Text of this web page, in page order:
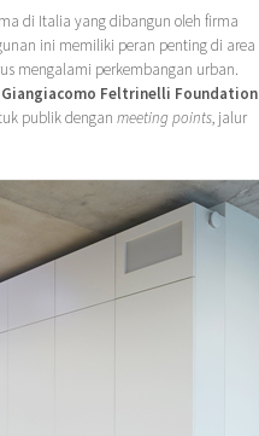
di Italia yang dibangun oleh firma
ini memiliki peran penting di area
mengalami perkembangan urban.
Feltrinelli Foundation
publik dengan meeting points, jalur